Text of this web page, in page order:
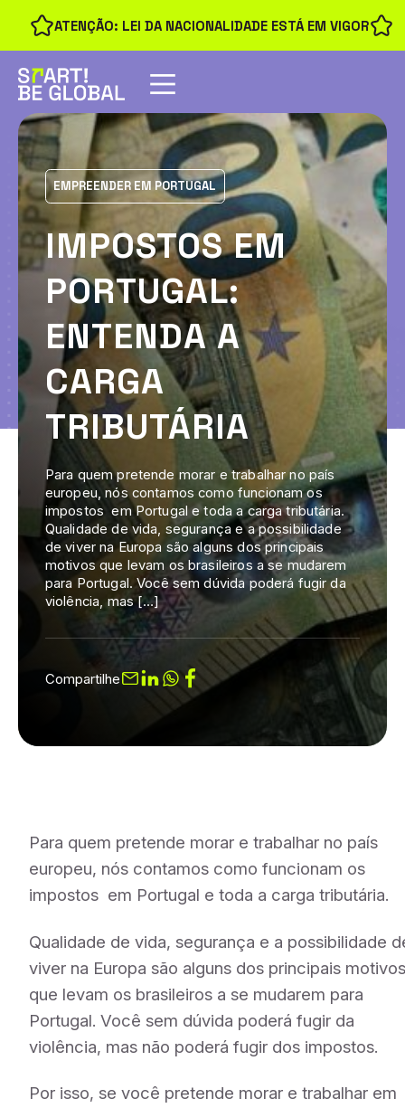
ATENÇÃO: LEI DA NACIONALIDADE ESTÁ EM VIGOR
EMPREENDER EM PORTUGAL
IMPOSTOS EM
PORTUGAL:
ENTENDA A
CARGA
TRIBUTÁRIA
Para quem pretende morar e trabalhar no país
europeu, nós contamos como funcionam os
impostos em Portugal e toda a carga tributária.
Qualidade de vida, segurança e a possibilidade
de viver na Europa são alguns dos principais
motivos que levam os brasileiros a se mudarem
para Portugal. Você sem dúvida poderá fugir da
violência, mas […]
Compartilhe
Para quem pretende morar e trabalhar no país
europeu, nós contamos como funcionam os
impostos em Portugal e toda a carga tributária.
Qualidade de vida, segurança e a possibilidade
viver na Europa são alguns dos principais
que levam os brasileiros a se mudarem para
Portugal. Você sem dúvida poderá fugir da
violência, mas não poderá fugir dos impostos.
Por isso, se você pretende morar e trabalhar em